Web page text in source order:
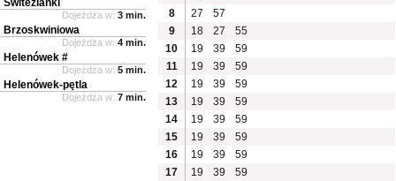
8
27
57
9
18 27
55
10
19 39
59
11
19 39
59
12
19 39
59
13
19 39
59
14
19 39
59
15
19 39
59
16
19 39
59
17
19 39 59
Świtezianki
Dojeżdża w: 3 min.
Brzoskwiniowa
Dojeżdża w: 4 min.
Helenówek #
Dojeżdża w: 5 min.
Helenówek-pętla
Dojeżdża w: 7 min.